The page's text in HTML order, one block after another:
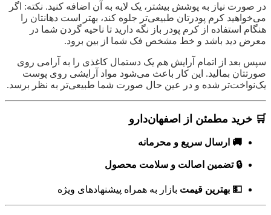
در صورت نیاز به پوشش بیشتر، یک لایه به آن اضافه کنید. نکته: اگر
می‌خواهید کرم پودرتان طبیعی‌تر جلوه کند، بهتر است دهانتان را
هنگام استفاده از کرم پودر باز نگه دارید تا ناحیه گردن شما در
معرض دید باشد و خط مشخص فک شما از بین برود.
سپس بعد از اتمام آرایش هم یک دستمال کاغذی را به آرامی روی
صورتتان بمالید. این کار باعث می‌شود مواد آرایشی روی پوست
یک‌نواخت‌تر شده و در عین حال صورت شما طبیعی‌تر به نظر برسد.
🛒 خرید مطمئن از اصفهان‌دارو
🚚 ارسال سریع و محرمانه
🔒 تضمین اصالت و سلامت محصول
💵 بهترین قیمتبازار به همراه پیشنهادهای ویژه